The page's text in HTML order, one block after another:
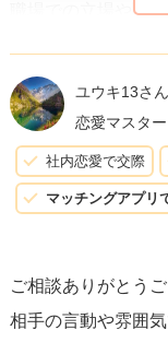
職場での立場や関
いるようです。こ
し、ばれないよう
あなたが少し冷た
と感じた時期があ
対して一貫した態
つつも、過度に期
ユウキ13さん
恋愛マスタ
社内恋愛で交際
マッチングアプリ
ご相談ありがとうご
相手の言動や雰囲